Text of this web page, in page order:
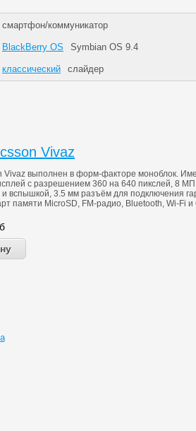
смартфон/коммуникатор
BlackBerry OS Symbian OS 9.4
классический слайдер
Vivaz
Vivaz выполнен в форм-факторе моноблок.
с разрешением 360 на 640 пикслей, 8 МП
и вспышкой, 3.5 мм разъём для подключения
памяти MicroSD, FM-радио, Bluetooth, Wi-Fi и